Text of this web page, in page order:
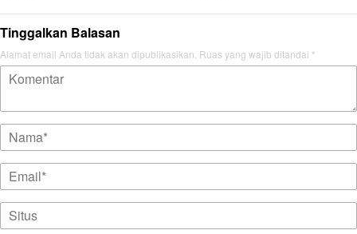
Tinggalkan Balasan
Alamat email Anda tidak akan dipublikasikan. Ruas yang wajib ditandai *